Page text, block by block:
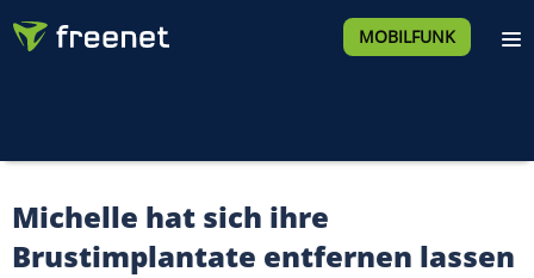
MOBILFUNK
Michelle hat sich ihre
Brustimplantate entfernen lassen